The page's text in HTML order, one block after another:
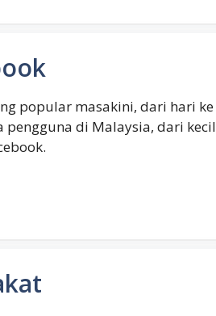
popular masakini, dari hari ke
di Malaysia, dari kecil